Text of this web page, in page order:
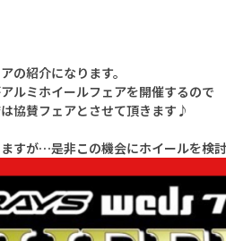
の紹介になります。
ルミホイールフェアを開催するので
協賛フェアとさせて頂きます♪
すが…是非この機会にホイールを検討